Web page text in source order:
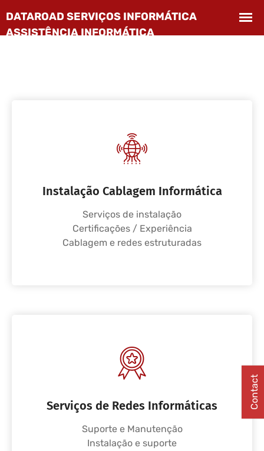
Instalação Cablagem Informática
Serviços de instalação
Certificações / Experiência
Cablagem e redes estruturadas
Serviços de Redes Informáticas
Suporte e Manutenção
Instalação e suporte
Contact